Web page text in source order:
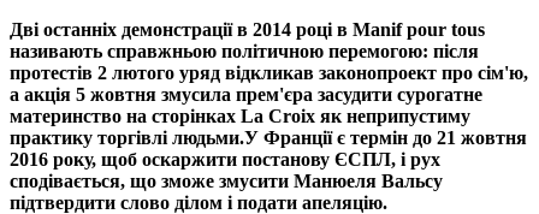
Дві останніх демонстрації в 2014 році в Manif pour tous
називають справжньою політичною перемогою: після
протестів 2 лютого уряд відкликав законопроект про сім'ю,
а акція 5 жовтня змусила прем'єра засудити сурогатне
материнство на сторінках La Croix як неприпустиму
практику торгівлі людьми.У Франції є термін до 21 жовтня
2016 року, щоб оскаржити постанову ЄСПЛ, і рух
сподівається, що зможе змусити Манюеля Вальсу
підтвердити слово ділом і подати апеляцію.